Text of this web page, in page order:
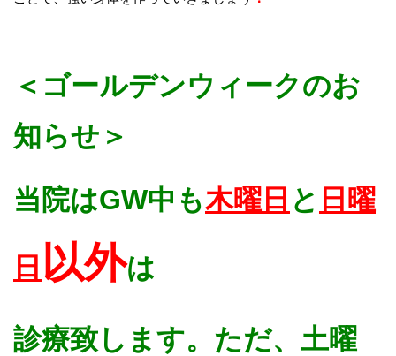
＜ゴールデンウィークのお
知らせ＞
当院はGW中も木曜日 と 日曜
日 以外は
診療致します。ただ、土曜